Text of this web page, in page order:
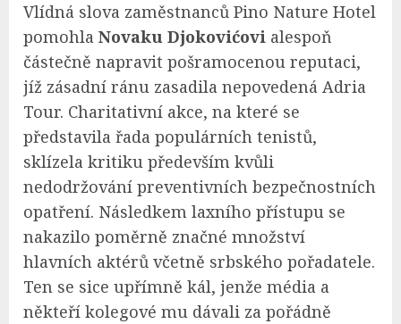
Vlídná slova zaměstnanců Pino Nature Hotel
pomohla Novaku Djokovićovi alespoň
částečně napravit pošramocenou reputaci,
jíž zásadní ránu zasadila nepovedená Adria
Tour. Charitativní akce, na které se
představila řada populárních tenistů,
sklízela kritiku především kvůli
nedodržování preventivních bezpečnostních
opatření. Následkem laxního přístupu se
nakazilo poměrně značné množství
hlavních aktérů včetně srbského pořadatele.
Ten se sice upřímně kál, jenže média a
někteří kolegové mu dávali za pořádně